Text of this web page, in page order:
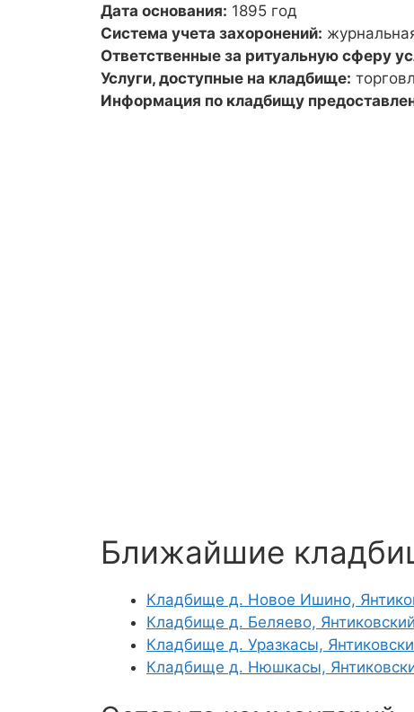
Дата основания: 1895 год
Система учета захоронений:
Ответственные за ритуальную сферу
Услуги, доступные на кладбище:
Информация по кладбищу
Ближайшие
Кладбище д. Новое Ишино,
Кладбище д. Беляево,
Кладбище д. Уразкасы,
Кладбище д. Нюшкасы,